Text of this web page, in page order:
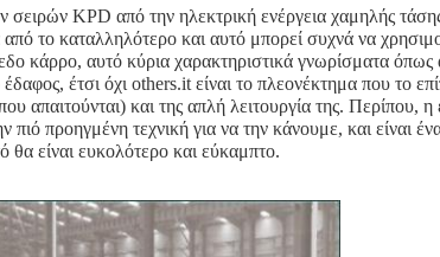
KPD από την ηλεκτρική ενέργεια χαμηλής
το καταλληλότερο και αυτό μπορεί συχνά να
κάρρο, αυτό κύρια χαρακτηριστικά γνωρίσματα όπως
έτσι όχι others.it είναι το πλεονέκτημα που το
απαιτούνται) και της απλή λειτουργία της. Περίπου, η
προηγμένη τεχνική για να την κάνουμε, και είναι
είναι ευκολότερο και εύκαμπτο.